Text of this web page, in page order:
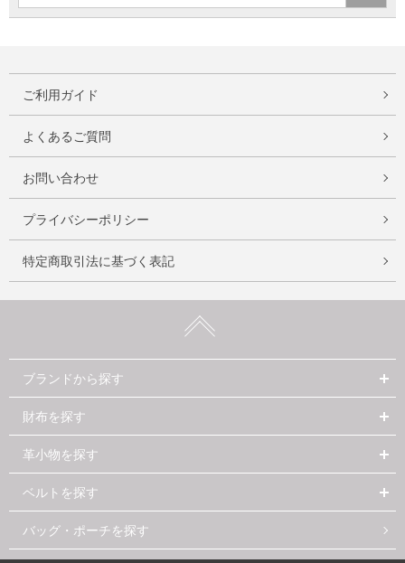
ご利用ガイド
よくあるご質問
お問い合わせ
プライバシーポリシー
特定商取引法に基づく表記
ブランドから探す
財布を探す
革小物を探す
ベルトを探す
バッグ・ポーチを探す